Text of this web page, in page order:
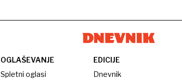
OGLAŠEVANJE
Spletni oglasi
EDICIJE
Dnevnik